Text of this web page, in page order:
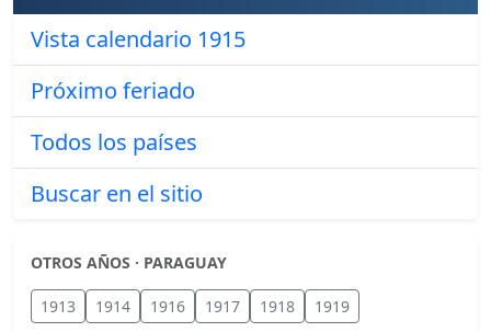
Vista calendario 1915
Próximo feriado
Todos los países
Buscar en el sitio
OTROS AÑOS · PARAGUAY
1913 1914 1916 1917 1918 1919